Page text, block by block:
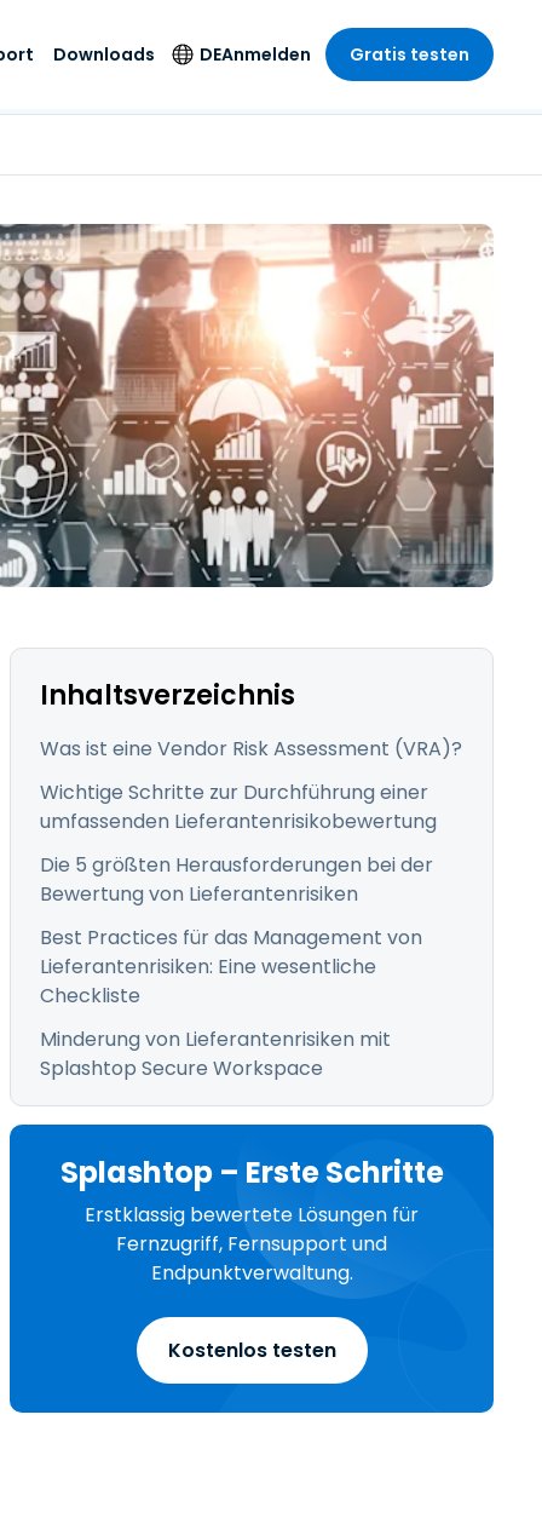
SSO
Endpunkterkennung
und -reaktion
Foxpass Wi-Fi Zugriff
und Kontrolle
Sicherer Zero-Trust-
Arbeitsbereich
Shield (Anti-Betrug)
Alle Produkte
Unterhaltung
und
Sektor
und Design
Buchhaltung
entdecken
Unterhaltung
anzeigen
Downloads DE
Deutsch
Español
Français
Italiano
Nederlands
Português
简体中文
繁體中文
日本語
ภาษาไทย
Anmelden Gratis testen
Inhaltsverzeichnis
Was ist eine Vendor Risk Assessment (VRA)?
Wichtige Schritte zur Durchführung einer
umfassenden Lieferantenrisikobewertung
Die 5 größten Herausforderungen bei der
Bewertung von Lieferantenrisiken
Best Practices für das Management von
Lieferantenrisiken: Eine wesentliche
Checkliste
Minderung von Lieferantenrisiken mit
Splashtop Secure Workspace
Splashtop – Erste Schritte
Erstklassig bewertete Lösungen für
Fernzugriff, Fernsupport und
Endpunktverwaltung.
Kostenlos testen